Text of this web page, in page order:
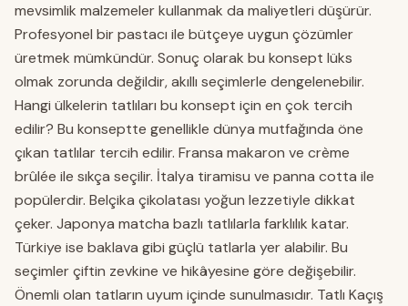
mevsimlik malzemeler kullanmak da maliyetleri düşürür.
Profesyonel bir pastacı ile bütçeye uygun çözümler
üretmek mümkündür. Sonuç olarak bu konsept lüks
olmak zorunda değildir, akıllı seçimlerle dengelenebilir.
Hangi ülkelerin tatlıları bu konsept için en çok tercih
edilir? Bu konseptte genellikle dünya mutfağında öne
çıkan tatlılar tercih edilir. Fransa makaron ve crème
brûlée ile sıkça seçilir. İtalya tiramisu ve panna cotta ile
popülerdir. Belçika çikolatası yoğun lezzetiyle dikkat
çeker. Japonya matcha bazlı tatlılarla farklılık katar.
Türkiye ise baklava gibi güçlü tatlarla yer alabilir. Bu
seçimler çiftin zevkine ve hikâyesine göre değişebilir.
Önemli olan tatların uyum içinde sunulmasıdır. Tatlı Kaçış